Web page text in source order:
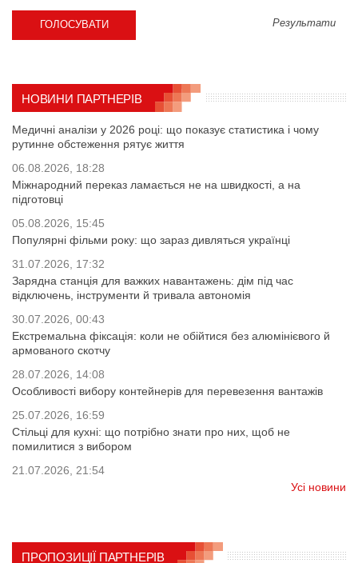
Результати
НОВИНИ ПАРТНЕРІВ
Медичні аналізи у 2026 році: що показує статистика і чому
рутинне обстеження рятує життя
06.08.2026, 18:28
Міжнародний переказ ламається не на швидкості, а на
підготовці
05.08.2026, 15:45
Популярні фільми року: що зараз дивляться українці
31.07.2026, 17:32
Зарядна станція для важких навантажень: дім під час
відключень, інструменти й тривала автономія
30.07.2026, 00:43
Екстремальна фіксація: коли не обійтися без алюмінієвого й
армованого скотчу
28.07.2026, 14:08
Особливості вибору контейнерів для перевезення вантажів
25.07.2026, 16:59
Стільці для кухні: що потрібно знати про них, щоб не
помилитися з вибором
21.07.2026, 21:54
Усі новини
ПРОПОЗИЦІЇ ПАРТНЕРІВ